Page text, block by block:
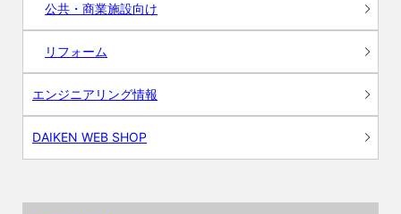
公共・商業施設向け
リフォーム
エンジニアリング情報
DAIKEN WEB SHOP